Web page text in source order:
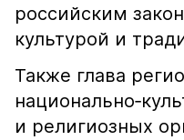
российским
культурой и
Также глава
и религиозных